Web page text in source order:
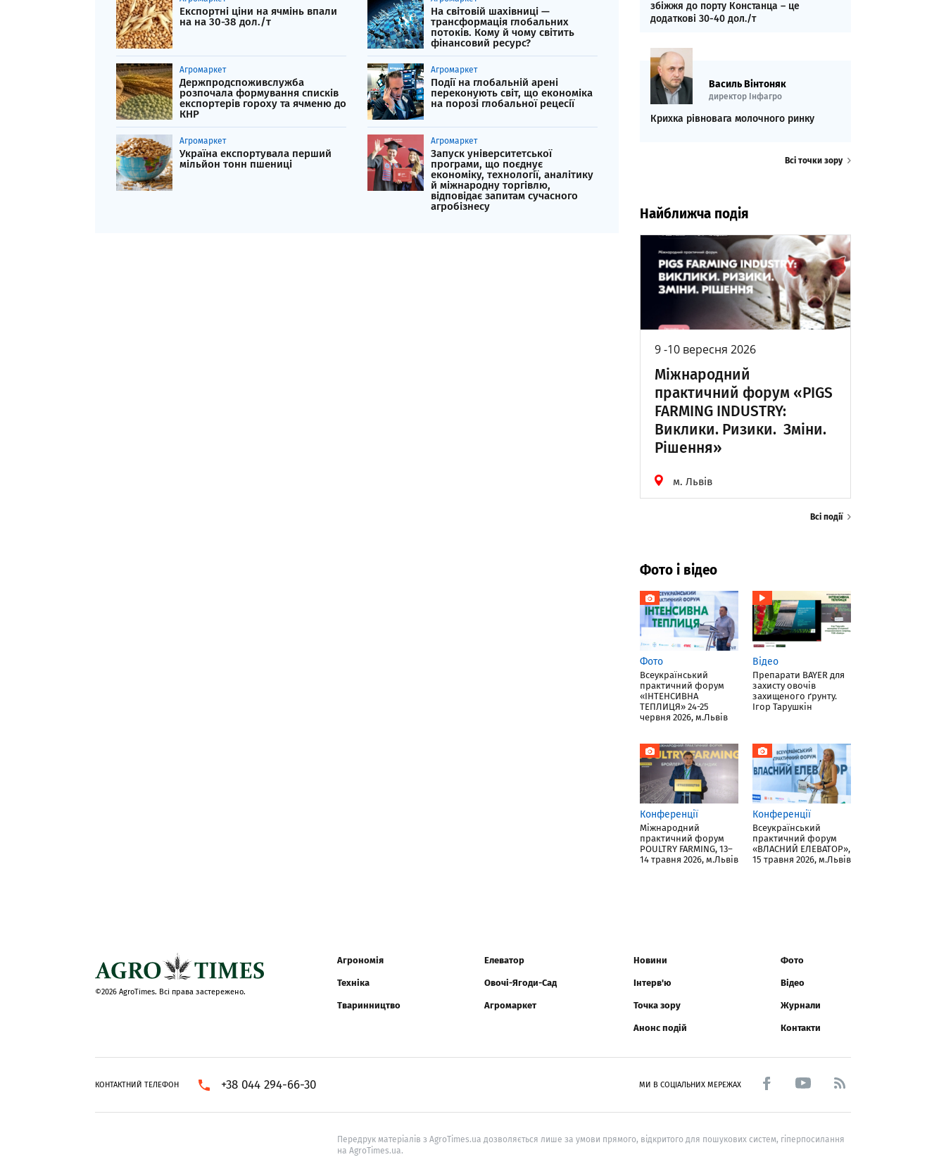
Експортні ціни на ячмінь впали
на на 30-38 дол./т
Агромаркет
Держпродспоживслужба
розпочала формування списків
експортерів гороху та ячменю до
КНР
Агромаркет
Україна експортувала перший
мільйон тонн пшениці
На світовій шахівниці —
трансформація глобальних
потоків. Кому й чому світить
фінансовий ресурс?
Агромаркет
Події на глобальній арені
переконують світ, що економіка
на порозі глобальної рецесії
Агромаркет
Запуск університетської
програми, що поєднує
економіку, технології, аналітику
й міжнародну торгівлю,
відповідає запитам сучасного
агробізнесу
збіжжя до порту Констанца – це
додаткові 30-40 дол./т
Василь Вінтоняк
директор Інфагро
Крихка рівновага молочного ринку
Всі точки зору
Найближча подія
9 -10 вересня 2026
Міжнародний
практичний форум «PIGS
FARMING INDUSTRY:
Виклики. Ризики. Зміни.
Рішення»
м. Львів
Всі події
Фото і відео
Фото
Всеукраїнський
практичний форум
«ІНТЕНСИВНА
ТЕПЛИЦЯ» 24-25
червня 2026, м.Львів
Відео
Препарати BAYER для
захисту овочів
захищеного ґрунту.
Ігор Тарушкін
Конференції
Міжнародний
практичний форум
POULTRY FARMING, 13–
14 травня 2026, м.Львів
Конференції
Всеукраїнський
практичний форум
«ВЛАСНИЙ ЕЛЕВАТОР»,
15 травня 2026, м.Львів
©2026 AgroTimes. Всі права застережено.
Агрономія
Техніка
Тваринництво
Елеватор
Овочі-Ягоди-Сад
Агромаркет
Новини
Інтерв'ю
Точка зору
Анонс подій
Фото
Відео
Журнали
Контакти
КОНТАКТНИЙ ТЕЛЕФОН +38 044 294-66-30 МИ В СОЦІАЛЬНИХ МЕРЕЖАХ
Передрук матеріалів з AgroTimes.ua дозволяється лише за умови прямого, відкритого для пошукових систем, гіперпосилання
на AgroTimes.ua.